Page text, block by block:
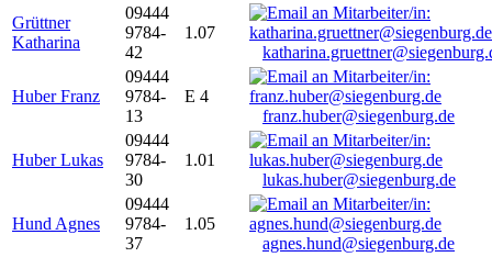
Grüttner
Katharina
09444
9784-
42
1.07
Huber Franz
09444
9784-
13
E 4
franz.huber@siegenburg.de
Huber Lukas
09444
9784-
30
1.01
lukas.huber@siegenburg.de
Hund Agnes
09444
9784-
37
1.05
agnes.hund@siegenburg.de